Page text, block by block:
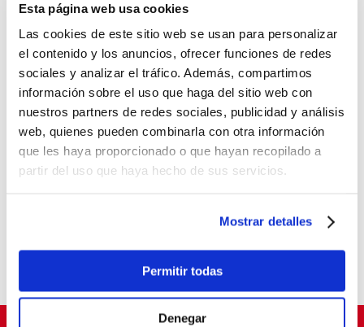
Esta página web usa cookies
Las cookies de este sitio web se usan para personalizar
el contenido y los anuncios, ofrecer funciones de redes
sociales y analizar el tráfico. Además, compartimos
información sobre el uso que haga del sitio web con
nuestros partners de redes sociales, publicidad y análisis
web, quienes pueden combinarla con otra información
que les haya proporcionado o que hayan recopilado a
partir del uso que haya hecho de sus servicios.
Mostrar detalles
Permitir todas
Denegar
Buscar
Últimas noticias
El baloncesto de Balia cierra la temporada con
177 jóvenes
Balia refuerza su labor educativa en Tetuán.
La pobreza infantil no se va de vacaciones
Un aula que cambia vidas